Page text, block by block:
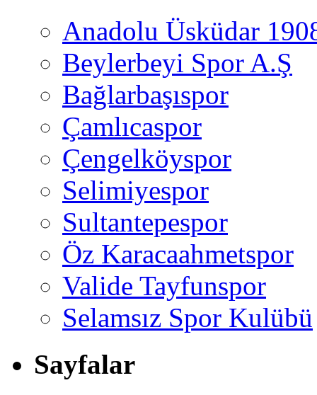
Anadolu Üsküdar
Beylerbeyi Spor A.Ş
Bağlarbaşıspor
Çamlıcaspor
Çengelköyspor
Selimiyespor
Sultantepespor
Öz Karacaahmetspor
Valide Tayfunspor
Selamsız Spor Kulübü
Sayfalar